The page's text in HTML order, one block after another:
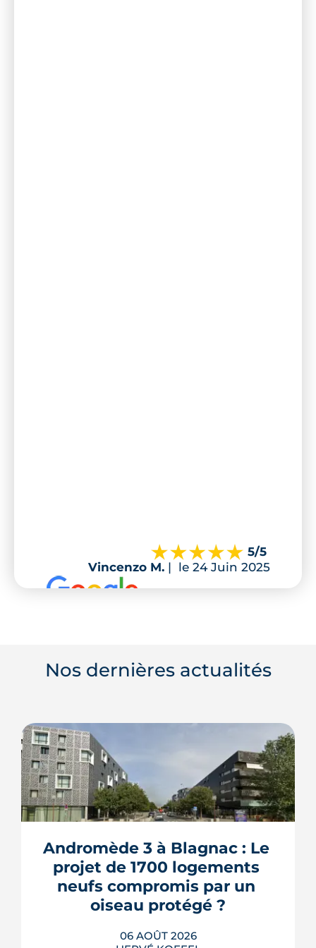
5/5
Vincenzo M. | le 24 Juin 2025
Nos dernières actualités
Andromède 3 à Blagnac : Le
projet de 1700 logements
neufs compromis par un
oiseau protégé ?
06 AOÛT 2026